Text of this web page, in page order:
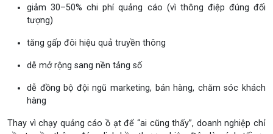
giảm 30–50% chi phí quảng cáo (vì thông điệp đúng đối
tượng)
tăng gấp đôi hiệu quả truyền thông
dễ mở rộng sang nền tảng số
dễ đồng bộ đội ngũ marketing, bán hàng, chăm sóc khách
hàng
Thay vì chạy quảng cáo ồ ạt để “ai cũng thấy”, doanh nghiệp chỉ